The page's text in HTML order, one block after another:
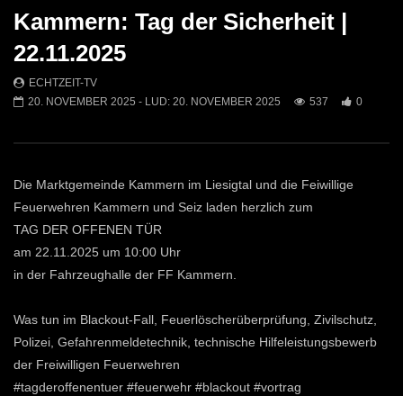
abwechslungsreichen Kulturherbst
2026!
393
1
Kammern: Tag der Sicherheit |
22.11.2025
ECHTZEIT-TV
20. NOVEMBER 2025 - LUD: 20. NOVEMBER 2025 537 0
Die Marktgemeinde Kammern im Liesigtal und die Feiwillige
Feuerwehren Kammern und Seiz laden herzlich zum
TAG DER OFFENEN TÜR
am 22.11.2025 um 10:00 Uhr
in der Fahrzeughalle der FF Kammern.
Was tun im Blackout-Fall, Feuerlöscherüberprüfung, Zivilschutz,
Polizei, Gefahrenmeldetechnik, technische Hilfeleistungsbewerb
der Freiwilligen Feuerwehren
#tagderoffenentuer #feuerwehr #blackout #vortrag